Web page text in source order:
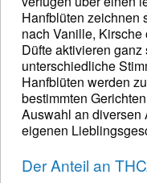
Hanfblüten zeichnen
nach Vanille,
Düfte aktivieren
unterschiedliche
Hanfblüten werden
bestimmten
Auswahl an diversen
eigenen
Der Anteil an